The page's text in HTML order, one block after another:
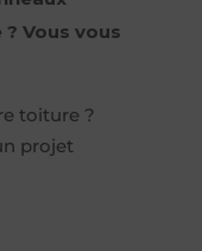
Vous vous
toiture ?
projet